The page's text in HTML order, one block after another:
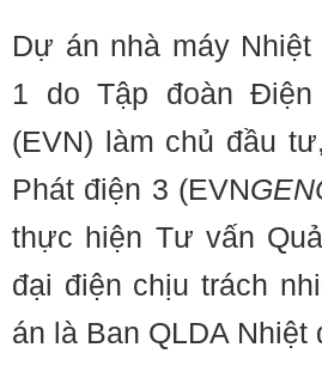
Dự án nhà máy
1 do Tập đoàn
(EVN) làm chủ đầu
Phát điện 3 (EVN
thực hiện Tư vấn
đại điện chịu trách
án là Ban QLDA Nhiệt